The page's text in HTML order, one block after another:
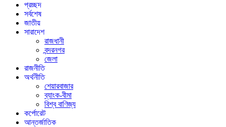
প্রচ্ছদ
সর্বশেষ
জাতীয়
সারাদেশ
রাজধানী
বন্দরনগর
জেলা
রাজনীতি
অর্থনীতি
শেয়ারবাজার
ব্যাংক-বীমা
বিশ্ব বাণিজ্য
কর্পোরেট
আন্তর্জাতিক